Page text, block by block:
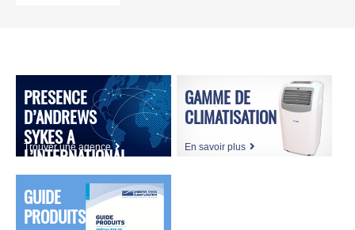
PRESENCE
D’ANDREWS
SYKES A
L’INTERNATIONAL
Trouver une agence
GAMME DE
CLIMATISATION
En savoir plus
GUIDE
PRODUITS